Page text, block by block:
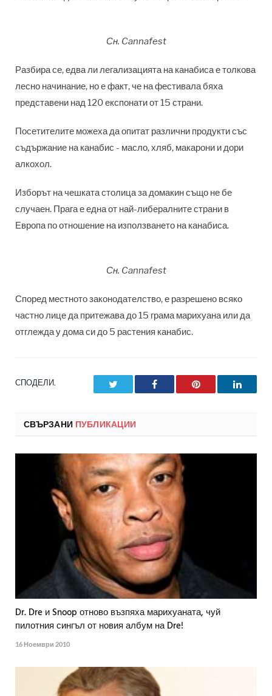
Сн. Cannafest
Разбира се, едва ли легализацията на канабиса е толкова
лесно начинание, но е факт, че на фестивала бяха
представени над 120 експонати от 15 страни.
Посетителите можеха да опитат различни продукти със
съдържание на канабис - масло, хляб, макарони и дори
алкохол.
Изборът на чешката столица за домакин също не бе
случаен. Прага е една от най-либералните страни в
Европа по отношение на използването на канабиса.
Сн. Cannafest
Според местното законодателство, е разрешено всяко
частно лице да притежава до 15 грама марихуана или да
отглежда у дома си до 5 растения канабис.
СПОДЕЛИ. Facebook Pinterest
СВЪРЗАНИ ПУБЛИКАЦИИ
Dr. Dre и Snoop отново възпяха марихуаната, чуй
пилотния сингъл от новия албум на Dre!
16 Ноември 2010